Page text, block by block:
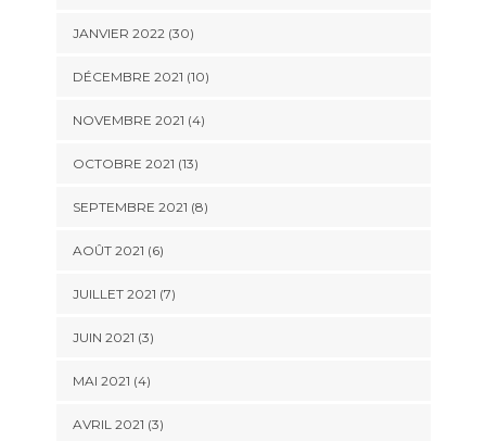
JANVIER 2022 (30)
DÉCEMBRE 2021 (10)
NOVEMBRE 2021 (4)
OCTOBRE 2021 (13)
SEPTEMBRE 2021 (8)
AOÛT 2021 (6)
JUILLET 2021 (7)
JUIN 2021 (3)
MAI 2021 (4)
AVRIL 2021 (3)